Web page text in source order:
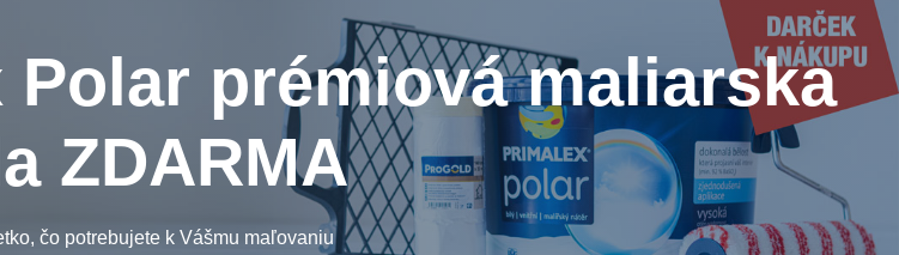
prémiová maliarska
ZDARMA
čo potrebujete k Vášmu maľovaniu